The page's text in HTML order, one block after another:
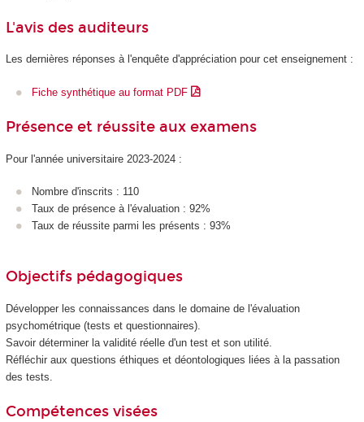
L'avis des auditeurs
Les dernières réponses à l'enquête d'appréciation pour cet enseignement :
Fiche synthétique au format PDF
Présence et réussite aux examens
Pour l'année universitaire 2023-2024 :
Nombre d'inscrits : 110
Taux de présence à l'évaluation : 92%
Taux de réussite parmi les présents : 93%
Objectifs pédagogiques
Développer les connaissances dans le domaine de l'évaluation
psychométrique (tests et questionnaires).
Savoir déterminer la validité réelle d'un test et son utilité.
Réfléchir aux questions éthiques et déontologiques liées à la passation
des tests.
Compétences visées